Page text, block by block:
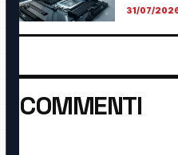
31/07/
COMMENTI